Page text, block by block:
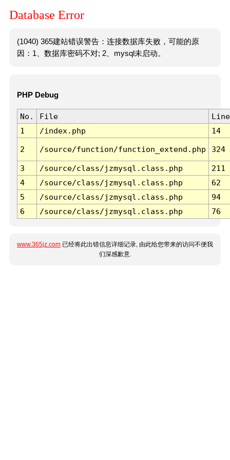
Database Error
(1040) 365建站错误警告：连接数据库失败，可能的原
因：1、数据库密码不对; 2、mysql未启动。
PHP Debug
No. File
Line
1
/index.php 14
2 /source/function/function_extend.php 324
3 /source/class/jzmysql.class.php
211
4
/source/class/jzmysql.class.php
62
5
/source/class/jzmysql.class.php
94
6
/source/class/jzmysql.class.php 76
www.365jz.com 已经将此出错信息详细记录, 由此给您带来的访问不便我
们深感歉意.